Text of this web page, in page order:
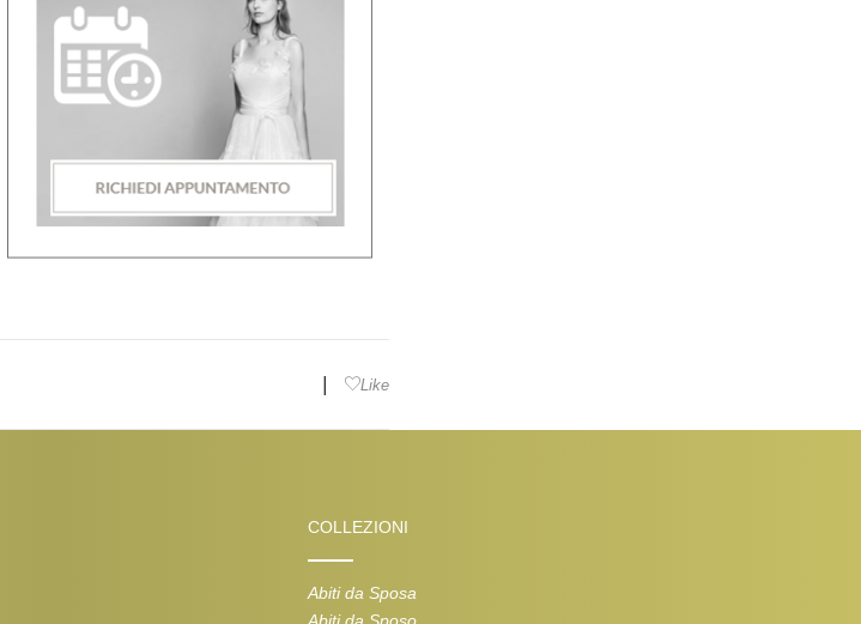
Like
COLLEZIONI
Abiti da Sposa